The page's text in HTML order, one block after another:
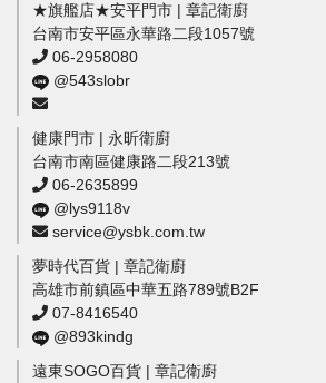
★旗艦店★安平門市 | 章記衛廚
台南市安平區永華路二段1057號
06-2958080
@543slobr
健康門市 | 永昕衛廚
台南市南區健康路二段213號
06-2635899
@lys9118v
service@ysbk.com.tw
夢時代百貨 | 章記衛廚
高雄市前鎮區中華五路789號B2F
07-8416540
@893kindg
遠東SOGO百貨 | 章記衛廚